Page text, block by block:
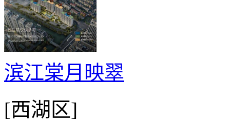
滨江棠月映翠
[西湖区]